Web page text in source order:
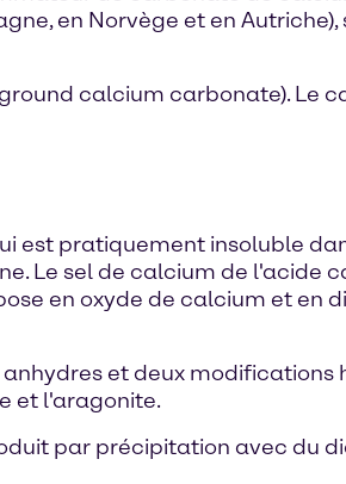
en Norvège et en
calcium carbonate). Le
pratiquement insoluble
Le sel de calcium de l'acide
en oxyde de calcium et en
et deux modifications
et l'aragonite.
par précipitation avec du